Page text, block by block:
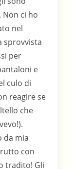
Non ci ho
nel
sprovvista
per
e
culo di
reagire se
che
da mia
con
tradito! Gli